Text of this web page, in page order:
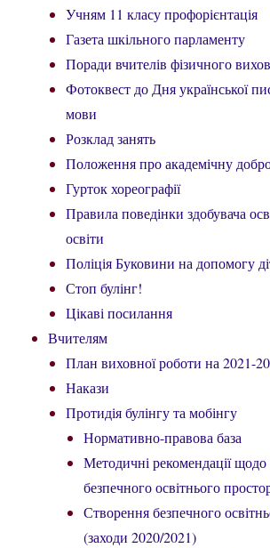
Учням 11 класу профорієнтація
Газета шкільного парламенту
Поради вчителів фізичного
Фотоквест до Дня української
мови
Розклад занять
Положення про академічну
Гурток хореографії
Правила поведінки здобувача
освіти
Поліція Буковини на допомогу
Стоп булінг!
Цікаві посилання
Вчителям
План виховної роботи на 2021-
Накази
Протидія булінгу та мобінгу
Нормативно-правова база
Методичні рекомендації
безпечного освітнього
Створення безпечного
(заходи 2020/2021)